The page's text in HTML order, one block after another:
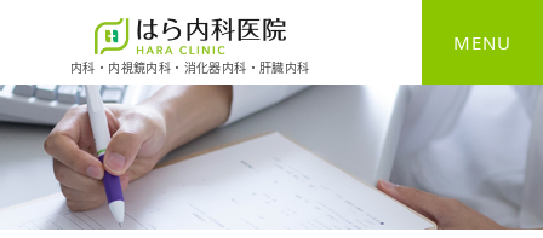
内科・内視鏡内科・消化器内科・肝臓内科
MENU
HOME
一般内科
消化器内科